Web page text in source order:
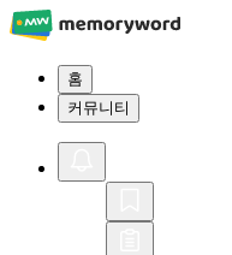
홈
커뮤니티